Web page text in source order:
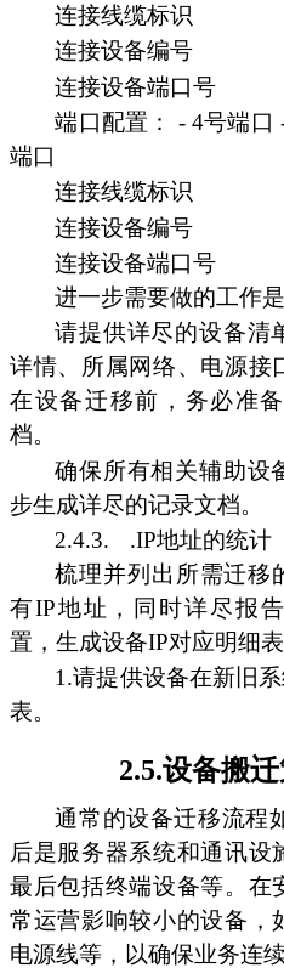
连接线缆标识
连接设备编号
连接设备端口号
端口配置： - 4号端口
端口
连接线缆标识
连接设备编号
连接设备端口号
进一步需要做的工作是
请提供详尽的设备清
详情、所属网络、电源接
在设备迁移前，务必准
档。
确保所有相关辅助设
步生成详尽的记录文档。
2.4.3.
.IP地址的统计
梳理并列出所需迁移
有IP地址，同时详尽报
置，生成设备IP对应明细表
1.请提供设备在新旧
表。
2.5.设备搬
通常的设备迁移流程
后是服务器系统和通讯设
最后包括终端设备等。在
常运营影响较小的设备，
电源线等，以确保业务连续